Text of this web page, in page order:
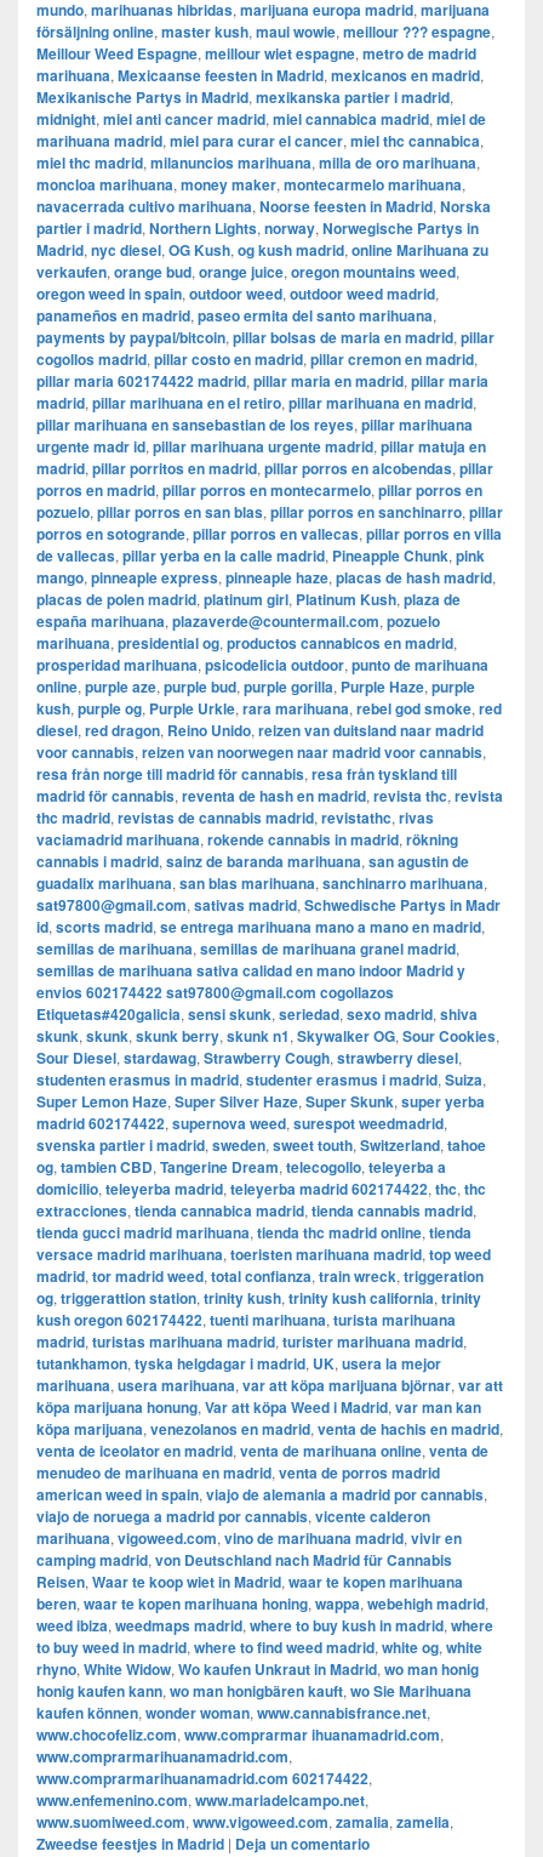
mundo, marihuanas hibridas, marijuana europa madrid, marijuana
försäljning online, master kush, maui wowie, meillour ??? espagne,
Meillour Weed Espagne, meillour wiet espagne, metro de madrid
marihuana, Mexicaanse feesten in Madrid, mexicanos en madrid,
Mexikanische Partys in Madrid, mexikanska partier i madrid,
midnight, miel anti cancer madrid, miel cannabica madrid, miel de
marihuana madrid, miel para curar el cancer, miel thc cannabica,
miel thc madrid, milanuncios marihuana, milla de oro marihuana,
moncloa marihuana, money maker, montecarmelo marihuana,
navacerrada cultivo marihuana, Noorse feesten in Madrid, Norska
partier i madrid, Northern Lights, norway, Norwegische Partys in
Madrid, nyc diesel, OG Kush, og kush madrid, online Marihuana zu
verkaufen, orange bud, orange juice, oregon mountains weed,
oregon weed in spain, outdoor weed, outdoor weed madrid,
panameños en madrid, paseo ermita del santo marihuana,
payments by paypal/bitcoin, pillar bolsas de maria en madrid, pillar
cogollos madrid, pillar costo en madrid, pillar cremon en madrid,
pillar maria 602174422 madrid, pillar maria en madrid, pillar maria
madrid, pillar marihuana en el retiro, pillar marihuana en madrid,
pillar marihuana en sansebastian de los reyes, pillar marihuana
urgente madr id, pillar marihuana urgente madrid, pillar matuja en
madrid, pillar porritos en madrid, pillar porros en alcobendas, pillar
porros en madrid, pillar porros en montecarmelo, pillar porros en
pozuelo, pillar porros en san blas, pillar porros en sanchinarro, pillar
porros en sotogrande, pillar porros en vallecas, pillar porros en villa
de vallecas, pillar yerba en la calle madrid, Pineapple Chunk, pink
mango, pinneaple express, pinneaple haze, placas de hash madrid,
placas de polen madrid, platinum girl, Platinum Kush, plaza de
españa marihuana, plazaverde@countermail.com, pozuelo
marihuana, presidential og, productos cannabicos en madrid,
prosperidad marihuana, psicodelicia outdoor, punto de marihuana
online, purple aze, purple bud, purple gorilla, Purple Haze, purple
kush, purple og, Purple Urkle, rara marihuana, rebel god smoke, red
diesel, red dragon, Reino Unido, reizen van duitsland naar madrid
voor cannabis, reizen van noorwegen naar madrid voor cannabis,
resa från norge till madrid för cannabis, resa från tyskland till
madrid för cannabis, reventa de hash en madrid, revista thc, revista
thc madrid, revistas de cannabis madrid, revistathc, rivas
vaciamadrid marihuana, rokende cannabis in madrid, rökning
cannabis i madrid, sainz de baranda marihuana, san agustin de
guadalix marihuana, san blas marihuana, sanchinarro marihuana,
sat97800@gmail.com, sativas madrid, Schwedische Partys in Madr
id, scorts madrid, se entrega marihuana mano a mano en madrid,
semillas de marihuana, semillas de marihuana granel madrid,
semillas de marihuana sativa calidad en mano indoor Madrid y
envios 602174422 sat97800@gmail.com cogollazos
Etiquetas#420galicia, sensi skunk, seriedad, sexo madrid, shiva
skunk, skunk, skunk berry, skunk n1, Skywalker OG, Sour Cookies,
Sour Diesel, stardawag, Strawberry Cough, strawberry diesel,
studenten erasmus in madrid, studenter erasmus i madrid, Suiza,
Super Lemon Haze, Super Silver Haze, Super Skunk, super yerba
madrid 602174422, supernova weed, surespot weedmadrid,
svenska partier i madrid, sweden, sweet touth, Switzerland, tahoe
og, tambien CBD, Tangerine Dream, telecogollo, teleyerba a
domicilio, teleyerba madrid, teleyerba madrid 602174422, thc, thc
extracciones, tienda cannabica madrid, tienda cannabis madrid,
tienda gucci madrid marihuana, tienda thc madrid online, tienda
versace madrid marihuana, toeristen marihuana madrid, top weed
madrid, tor madrid weed, total confianza, train wreck, triggeration
og, triggerattion station, trinity kush, trinity kush california, trinity
kush oregon 602174422, tuenti marihuana, turista marihuana
madrid, turistas marihuana madrid, turister marihuana madrid,
tutankhamon, tyska helgdagar i madrid, UK, usera la mejor
marihuana, usera marihuana, var att köpa marijuana björnar, var att
köpa marijuana honung, Var att köpa Weed i Madrid, var man kan
köpa marijuana, venezolanos en madrid, venta de hachis en madrid,
venta de iceolator en madrid, venta de marihuana online, venta de
menudeo de marihuana en madrid, venta de porros madrid
american weed in spain, viajo de alemania a madrid por cannabis,
viajo de noruega a madrid por cannabis, vicente calderon
marihuana, vigoweed.com, vino de marihuana madrid, vivir en
camping madrid, von Deutschland nach Madrid für Cannabis
Reisen, Waar te koop wiet in Madrid, waar te kopen marihuana
beren, waar te kopen marihuana honing, wappa, webehigh madrid,
weed ibiza, weedmaps madrid, where to buy kush in madrid, where
to buy weed in madrid, where to find weed madrid, white og, white
rhyno, White Widow, Wo kaufen Unkraut in Madrid, wo man honig
honig kaufen kann, wo man honigbären kauft, wo Sie Marihuana
kaufen können, wonder woman, www.cannabisfrance.net,
www.chocofeliz.com, www.comprarmar ihuanamadrid.com,
www.comprarmarihuanamadrid.com,
www.comprarmarihuanamadrid.com 602174422,
www.enfemenino.com, www.mariadelcampo.net,
www.suomiweed.com, www.vigoweed.com, zamalia, zamelia,
Zweedse feestjes in Madrid | Deja un comentario